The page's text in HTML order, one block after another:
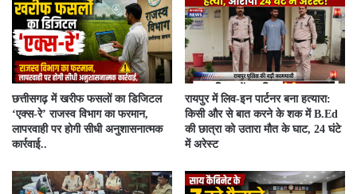
​छत्तीसगढ़ में खरीफ फसलों का डिजिटल
‘एक्स-रे’ राजस्व विभाग का फरमान,
लापरवाही पर होगी सीधी अनुशासनात्मक
कार्रवाई..
रायपुर में लिव-इन पार्टनर बना हत्यारा:
किसी और से बात करने के शक में B.Ed
की छात्रा को उतारा मौत के घाट, 24 घंटे
में अरेस्ट